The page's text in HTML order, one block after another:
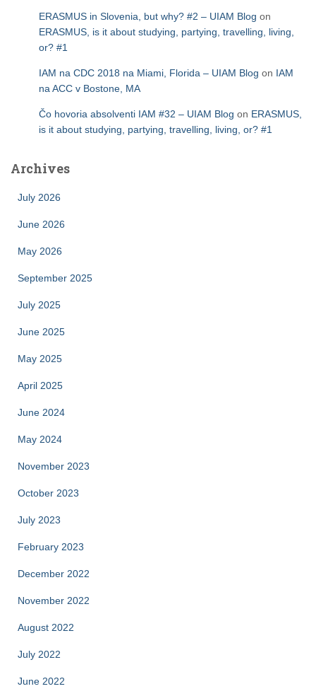
ERASMUS in Slovenia, but why? #2 – UIAM Blog on
ERASMUS, is it about studying, partying, travelling, living,
or? #1
IAM na CDC 2018 na Miami, Florida – UIAM Blog on IAM
na ACC v Bostone, MA
Čo hovoria absolventi IAM #32 – UIAM Blog on ERASMUS,
is it about studying, partying, travelling, living, or? #1
Archives
July 2026
June 2026
May 2026
September 2025
July 2025
June 2025
May 2025
April 2025
June 2024
May 2024
November 2023
October 2023
July 2023
February 2023
December 2022
November 2022
August 2022
July 2022
June 2022